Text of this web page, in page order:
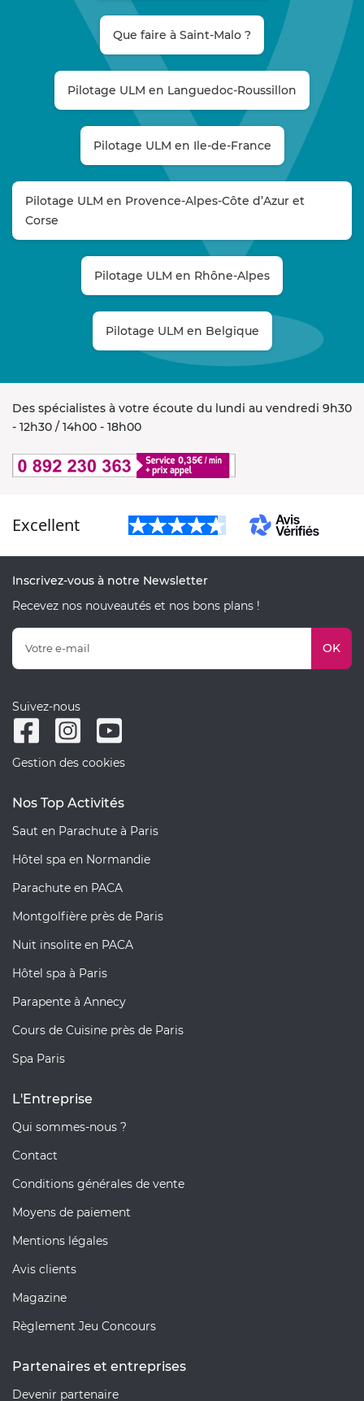
Que faire à Saint-Malo ?
Pilotage ULM en Languedoc-Roussillon
Pilotage ULM en Ile-de-France
Pilotage ULM en Provence-Alpes-Côte d’Azur et
Corse
Pilotage ULM en Rhône-Alpes
Pilotage ULM en Belgique
Des spécialistes à votre écoute du lundi au vendredi 9h30
- 12h30 / 14h00 - 18h00
Excellent
Inscrivez-vous à notre Newsletter
Recevez nos nouveautés et nos bons plans !
OK
Suivez-nous
Gestion des cookies
Nos Top Activités
Saut en Parachute à Paris
Hôtel spa en Normandie
Parachute en PACA
Montgolfière près de Paris
Nuit insolite en PACA
Hôtel spa à Paris
Parapente à Annecy
Cours de Cuisine près de Paris
Spa Paris
L'Entreprise
Qui sommes-nous ?
Contact
Conditions générales de vente
Moyens de paiement
Mentions légales
Avis clients
Magazine
Règlement Jeu Concours
Partenaires et entreprises
Devenir partenaire